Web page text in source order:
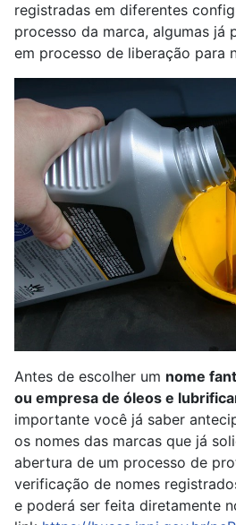
registradas em diferentes
processo da marca, algumas já
em processo de liberação para
Antes de escolher um nome
ou empresa de óleos e
importante você já saber
os nomes das marcas que já
abertura de um processo de
verificação de nomes
e poderá ser feita diretamente